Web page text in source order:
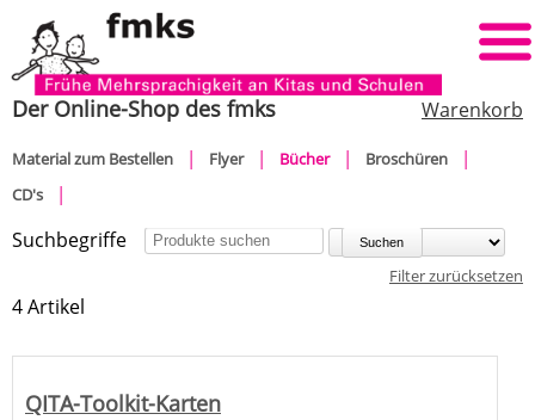
Warenkorb
Der Online-Shop des fmks
Navigation
überspringen
Material zum Bestellen Flyer Bücher
Broschüren
CD's
Sortieren nach:
Suchbegriffe
Filter zurücksetzen
4 Artikel
QITA-Toolkit-Karten